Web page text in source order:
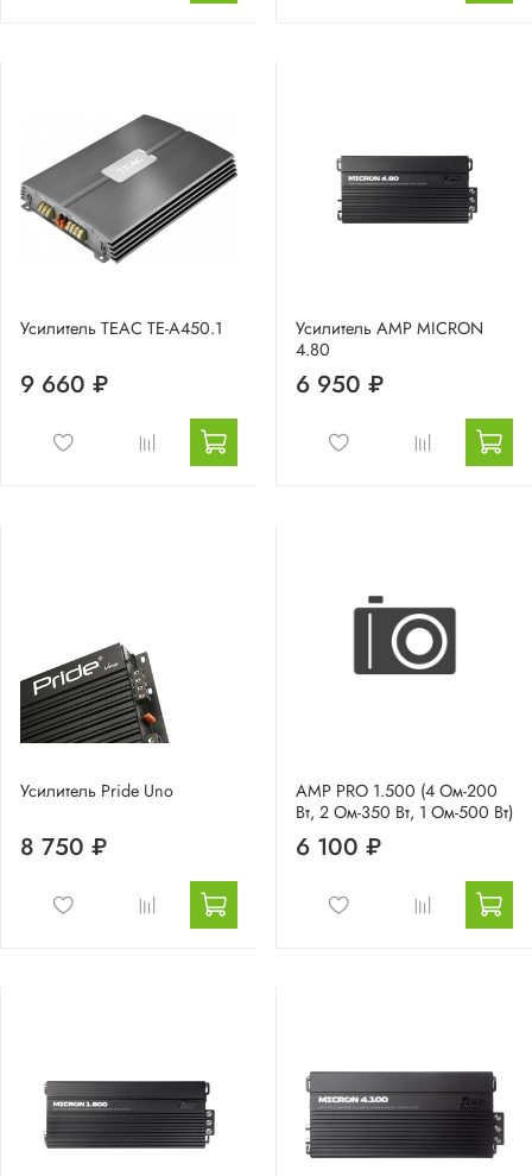
Усилитель TEAC TE-A450.1
9 660 ₽
Усилитель AMP MICRON
4.80
6 950 ₽
Усилитель Pride Uno
8 750 ₽
AMP PRO 1.500 (4 Ом-200
Вт, 2 Ом-350 Вт, 1 Ом-500 Вт)
6 100 ₽